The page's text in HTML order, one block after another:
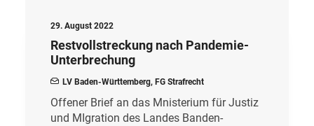
29. August 2022
Restvollstreckung nach Pandemie-
Unterbrechung
LV Baden-Württemberg, FG Strafrecht
Offener Brief an das Mnisterium für Justiz
und MIgration des Landes Banden-